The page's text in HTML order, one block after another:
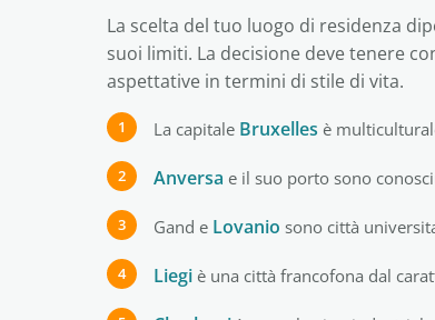
La scelta del tuo luogo di residenza
suoi limiti. La decisione deve tenere
aspettative in termini di stile di vita.
La capitale Bruxelles è
Anversa e il suo porto sono
Gand e Lovanio sono città
Liegi è una città francofona dal